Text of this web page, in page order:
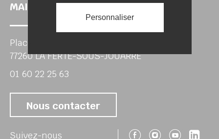
MAIRIE DE LA FERTÉ-SOUS-JOUARRE
Place de l'Hôtel de Ville
77260 LA FERTE-SOUS-JOUARRE
01 60 22 25 63
Nous contacter
Suivez-nous Suivez-nous
Suivez-
Personnaliser